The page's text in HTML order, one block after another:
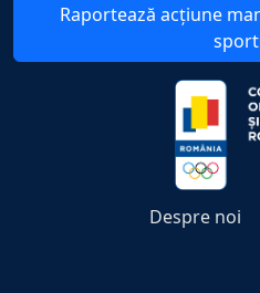
Raportează acțiune
Despre noi